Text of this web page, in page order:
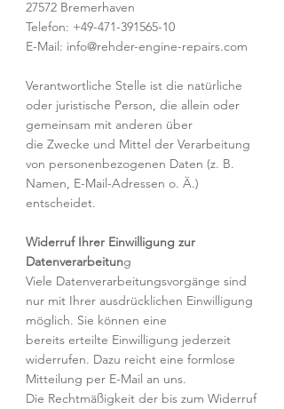
27572 Bremerhaven
Telefon: +49-471-391565-10
E-Mail: info@rehder-engine-repairs.com
Verantwortliche Stelle ist die natürliche
oder juristische Person, die allein oder
gemeinsam mit anderen über
die Zwecke und Mittel der Verarbeitung
von personenbezogenen Daten (z. B.
Namen, E-Mail-Adressen o. Ä.)
entscheidet.
Widerruf Ihrer Einwilligung zur
Datenverarbeitung
Viele Datenverarbeitungsvorgänge sind
nur mit Ihrer ausdrücklichen Einwilligung
möglich. Sie können eine
bereits erteilte Einwilligung jederzeit
widerrufen. Dazu reicht eine formlose
Mitteilung per E-Mail an uns.
Die Rechtmäßigkeit der bis zum Widerruf